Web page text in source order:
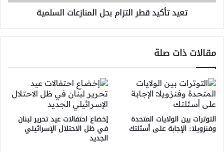
تعيد تأكيد قطر التزام بحل المنازعات السلمية
مقالات ذات صلة
التوترات بين الولايات المتحدة
وفنزويلا: الإجابة على أسئلتك
إخضاع احتفالات عيد تحرير لبنان
في ظل الاحتلال الإسرائيلي
الجديد